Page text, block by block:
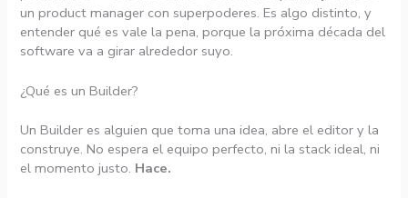
un product manager con superpoderes. Es algo distinto, y
entender qué es vale la pena, porque la próxima década del
software va a girar alrededor suyo.
¿Qué es un Builder?
Un Builder es alguien que toma una idea, abre el editor y la
construye. No espera el equipo perfecto, ni la stack ideal, ni
el momento justo. Hace.